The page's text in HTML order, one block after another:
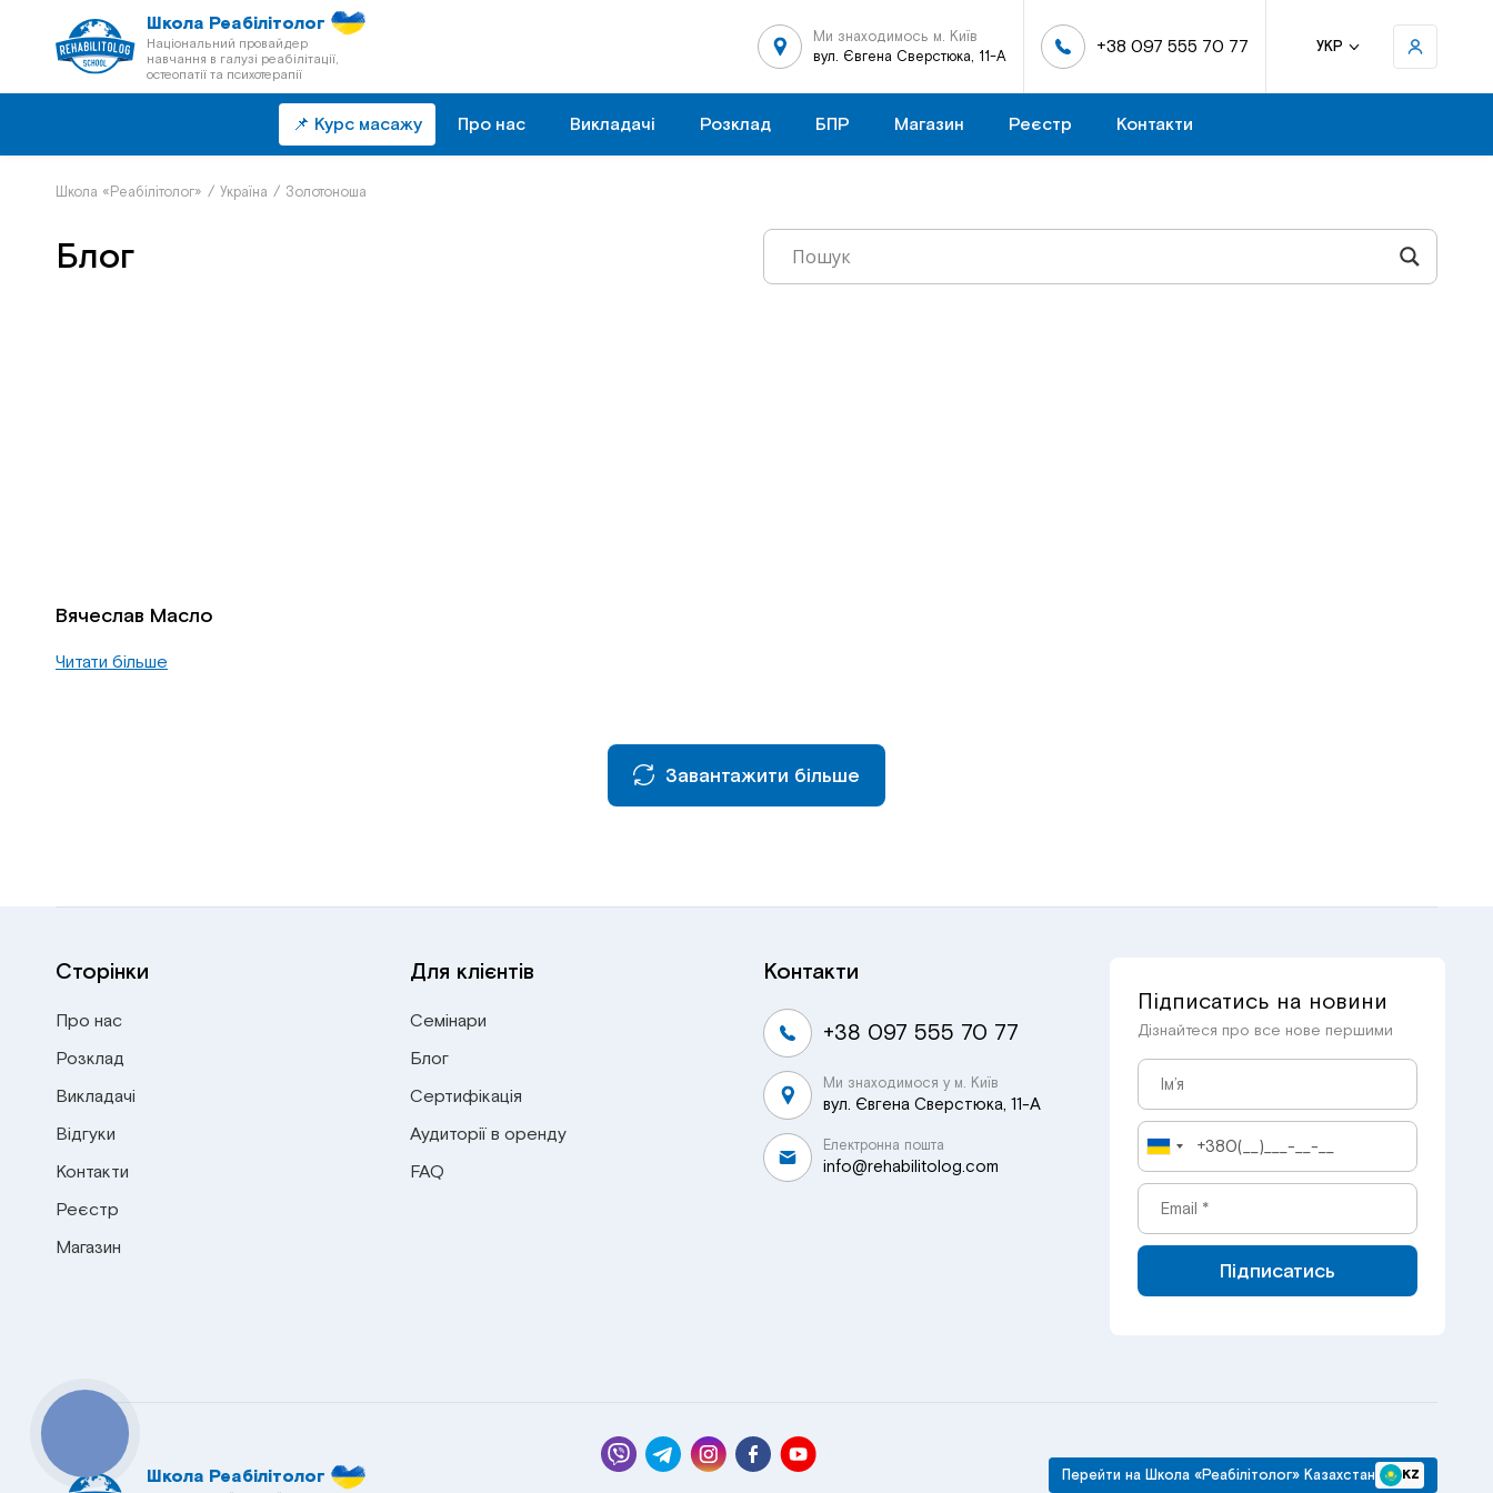
Школа Реабілітолог
Національний провайдер
навчання в галузі реабілітації,
остеопатії та психотерапії
Ми знаходимось м. Київ
вул. Євгена Сверстюка, 11-А
+38 097 555 70 77 УКР
📌 Курс масажу Про нас Викладачі Розклад БПР Магазин Реєстр Контакти
Школа «Реабілітолог» / Україна / Золотоноша
Блог
Вячеслав Масло
Читати більше
Завантажити більше
Сторінки
Про нас
Розклад
Викладачі
Відгуки
Контакти
Реєстр
Магазин
Для клієнтів
Семінари
Блог
Сертифікація
Аудиторії в оренду
FAQ
Контакти
+38 097 555 70 77
Ми знаходимося у м. Київ
вул. Євгена Сверстюка, 11-А
Електронна пошта
info@rehabilitolog.com
Підписатись на новини
Дізнайтеся про все нове першими
Підписатись
Школа Реабілітолог Перейти на Школа «Реабілітолог» Казахстан KZ